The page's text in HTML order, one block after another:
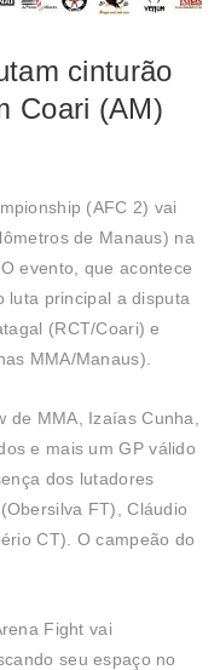
cinturão
Coari (AM)
(AFC 2) vai
de Manaus) na
evento, que acontece
luta principal a disputa
(RCT/Coari) e
MMA/Manaus).
de MMA, Izaías Cunha,
e mais um GP válido
dos lutadores
FT), Cláudio
CT). O campeão do
Fight vai
seu espaço no